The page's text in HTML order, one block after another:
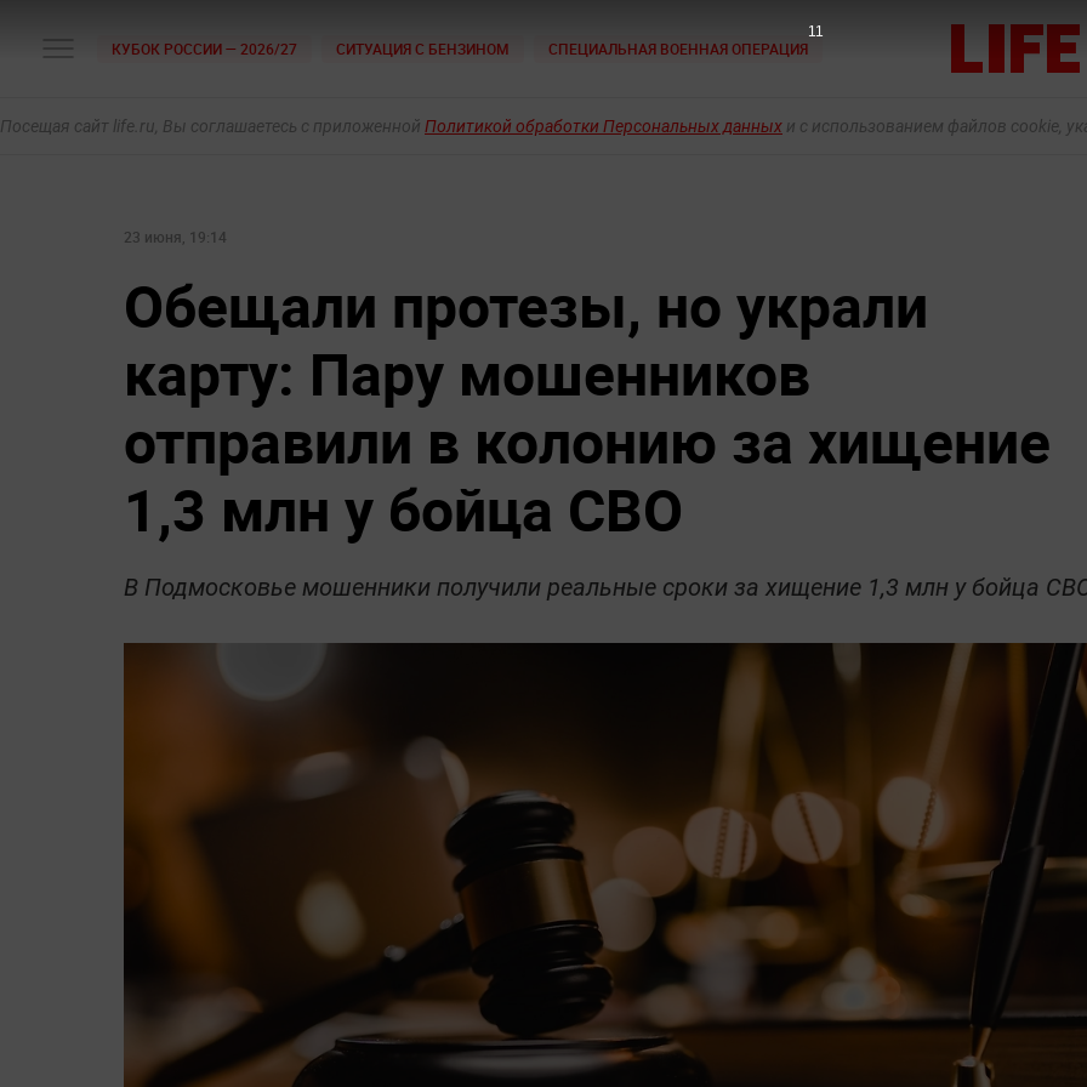
КУБОК РОССИИ — 2026/27 СИТУАЦИЯ С БЕНЗИНОМ СПЕЦИАЛЬНАЯ ВОЕННАЯ ОПЕРАЦИЯ
Посещая сайт life.ru, Вы соглашаетесь с приложенной Политикой обработки Персональных данных и с использованием файлов cookie,
23 июня, 19:14
Обещали протезы, но украли
карту: Пару мошенников
отправили в колонию за хищение
1,3 млн у бойца СВО
В Подмосковье мошенники получили реальные сроки за хищение 1,3 млн у бойца
10